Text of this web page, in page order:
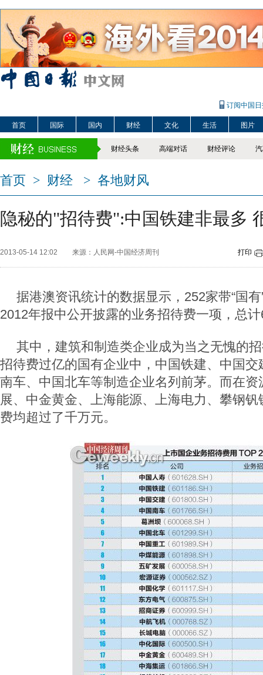
订阅中国
首页 国际 国内 财经 文化 生活 图片
财经头条 高端对话 财经评论
首页 > 财经 > 各地财风
隐秘的"招待费":中国铁建非最多
2013-05-14 12:02 来源：人民网-中国经济周刊 打印
据港澳资讯统计的数据显示，252家带“国
2012年报中公开披露的业务招待费一项，总
其中，建筑和制造类企业成为当之无愧的
招待费过亿的国有企业中，中国铁建、中国
南车、中国北车等制造企业名列前茅。而在
展、中金黄金、上海能源、上海电力、攀钢
费均超过了千万元。